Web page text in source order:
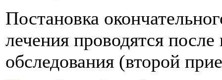
Постановка
лечения проводятся
обследования (второй